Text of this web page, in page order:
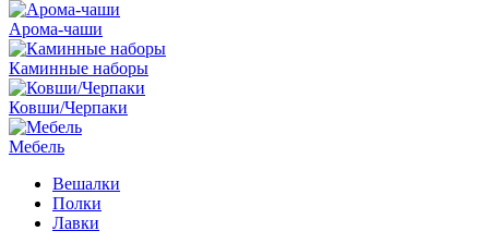
Арома-чаши
Каминные наборы
Ковши/Черпаки
Мебель
Вешалки
Полки
Лавки